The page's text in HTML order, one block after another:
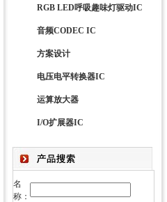
RGB LED呼吸趣味灯驱动IC
音频CODEC IC
方案设计
电压电平转换器IC
运算放大器
I/O扩展器IC
名
称：